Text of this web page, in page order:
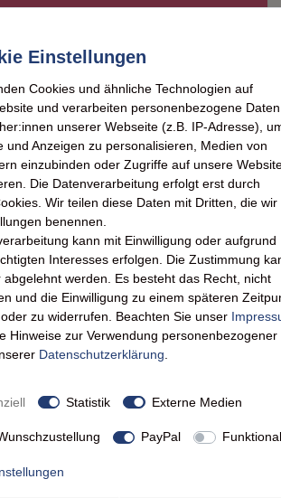
IN DEN WARENKORB
(0)
0
0
0
0
0
Cookies und ähnliche Technologien auf
und verarbeiten personenbezogene Daten
unserer Webseite (z.B. IP-Adresse),
und Anzeigen zu personalisieren, Medien von
einzubinden oder Zugriffe auf unsere
Die Datenverarbeitung erfolgt erst durch
Wir teilen diese Daten mit Dritten, die wir
benennen.
kann mit Einwilligung oder aufgrund
Interesses erfolgen. Die Zustimmung
abgelehnt werden. Es besteht das Recht, nicht
und die Einwilligung zu einem späteren
zu widerrufen. Beachten Sie unser
Hinweise zur Verwendung personenbezogener
Daten­schutz­erklärung
Statistik Externe Medien
PayPal Funktional